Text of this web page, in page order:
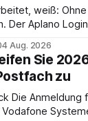
finanzielle
weiß: Ohne
Der Aplano
In
für einen
Aug. 2026
Sie
zu
E-